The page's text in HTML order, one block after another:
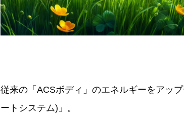
従来の「ACSボディ」のエネルギーをアッ
ートシステム)」。